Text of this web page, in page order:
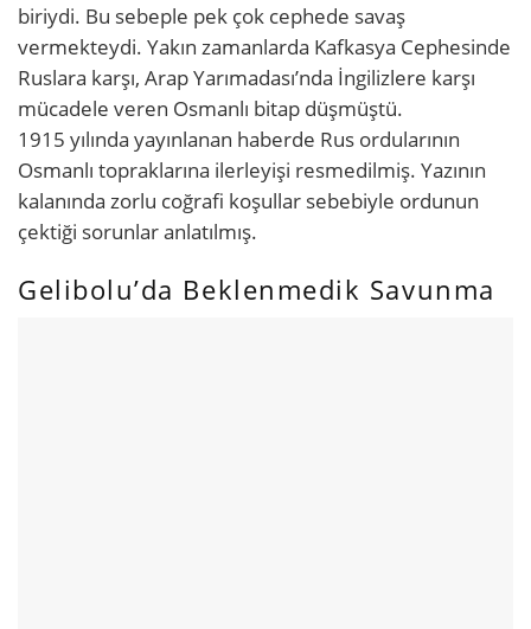
biriydi. Bu sebeple pek çok cephede savaş
vermekteydi. Yakın zamanlarda Kafkasya Cephesinde
Ruslara karşı, Arap Yarımadası’nda İngilizlere karşı
mücadele veren Osmanlı bitap düşmüştü.
1915 yılında yayınlanan haberde Rus ordularının
Osmanlı topraklarına ilerleyişi resmedilmiş. Yazının
kalanında zorlu coğrafi koşullar sebebiyle ordunun
çektiği sorunlar anlatılmış.
Gelibolu’da Beklenmedik Savunma